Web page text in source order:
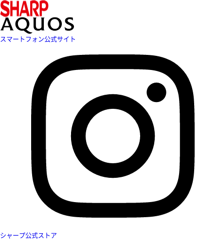
スマートフォン公式サイト
シャープ公式ストア